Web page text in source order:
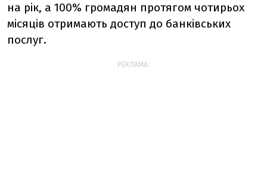
на рік, а 100% громадян протягом чотирьох
місяців отримають доступ до банківських
послуг.
РЕКЛАМА: